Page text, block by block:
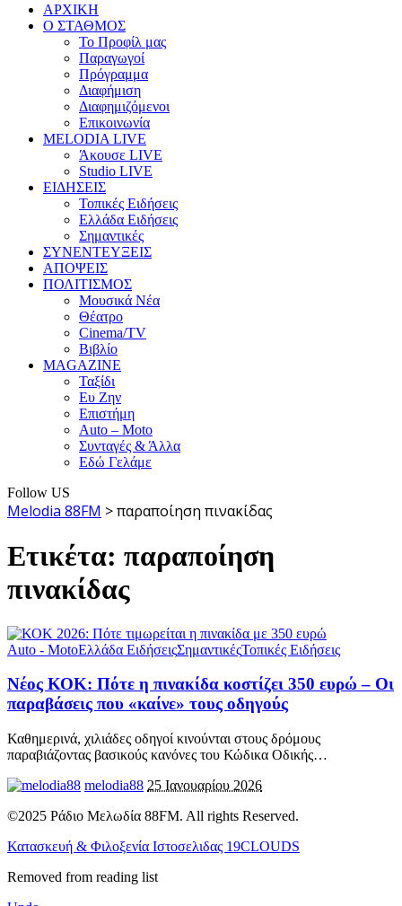
ΑΡΧΙΚΗ
Ο ΣΤΑΘΜΟΣ
Το Προφίλ μας
Παραγωγοί
Πρόγραμμα
Διαφήμιση
Διαφημιζόμενοι
Επικοινωνία
MELODIA LIVE
Άκουσε LIVE
Studio LIVE
ΕΙΔΗΣΕΙΣ
Τοπικές Ειδήσεις
Ελλάδα Ειδήσεις
Σημαντικές
ΣΥΝΕΝΤΕΥΞΕΙΣ
ΑΠΟΨΕΙΣ
ΠΟΛΙΤΙΣΜΟΣ
Μουσικά Νέα
Θέατρο
Cinema/TV
Βιβλίο
MAGAZINE
Ταξίδι
Ευ Ζην
Επιστήμη
Auto – Moto
Συνταγές & Άλλα
Εδώ Γελάμε
Follow US
Melodia 88FM >παραποίηση πινακίδας
Ετικέτα: παραποίηση
πινακίδας
Auto - MotoΕλλάδα ΕιδήσειςΣημαντικέςΤοπικές Ειδήσεις
Νέος ΚΟΚ: Πότε η πινακίδα κοστίζει 350 ευρώ – Οι
παραβάσεις που «καίνε» τους οδηγούς
Καθημερινά, χιλιάδες οδηγοί κινούνται στους δρόμους
παραβιάζοντας βασικούς κανόνες του Κώδικα Οδικής…
melodia88 25 Ιανουαρίου 2026
©2025 Ράδιο Μελωδία 88FM. All rights Reserved.
Κατασκευή & Φιλοξενία Ιστοσελιδας 19CLOUDS
Removed from reading list